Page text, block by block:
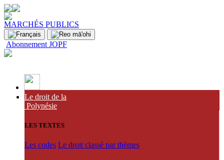
MARCHÉS PUBLICS
Abonnement JOPF
Le droit de la
Polynésie
LES TEXTES
Les codes Le droit classé par thèmes